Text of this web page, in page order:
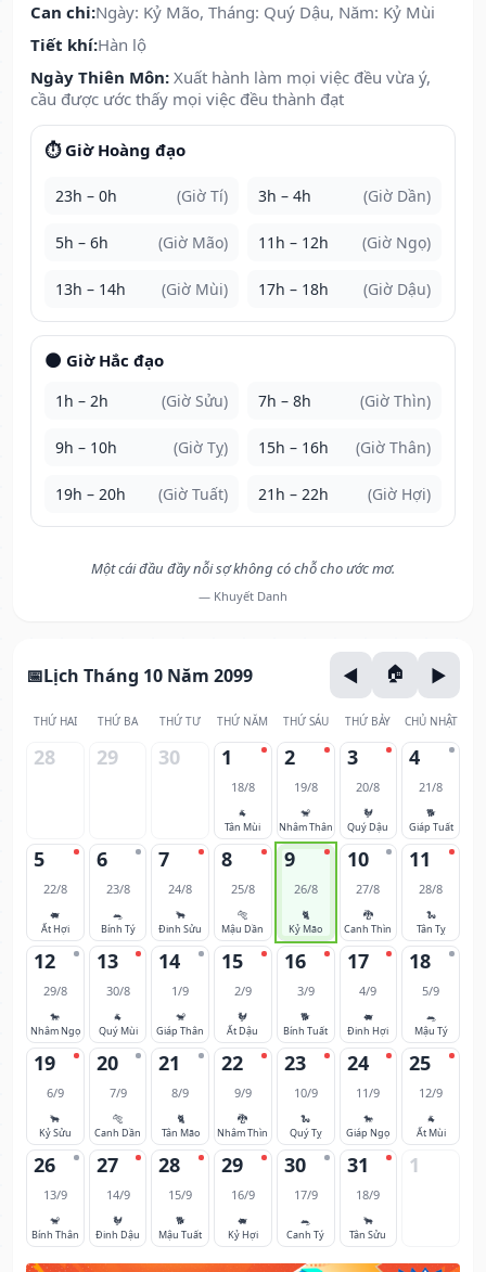
Can chi:Ngày: Kỷ Mão, Tháng: Quý Dậu, Năm: Kỷ Mùi
Tiết khí:Hàn lộ
Ngày Thiên Môn: Xuất hành làm mọi việc đều vừa ý,
cầu được ước thấy mọi việc đều thành đạt
⏱️ Giờ Hoàng đạo
23h – 0h (Giờ Tí) 3h – 4h (Giờ Dần)
5h – 6h (Giờ Mão) 11h – 12h (Giờ Ngọ)
13h – 14h (Giờ Mùi) 17h – 18h (Giờ Dậu)
🌑 Giờ Hắc đạo
1h – 2h (Giờ Sửu) 7h – 8h (Giờ Thìn)
9h – 10h (Giờ Tỵ) 15h – 16h (Giờ Thân)
19h – 20h (Giờ Tuất) 21h – 22h (Giờ Hợi)
Một cái đầu đầy nỗi sợ không có chỗ cho ước mơ.
— Khuyết Danh
Lịch Tháng 10 Năm 2099
THỨ HAI THỨ BA THỨ TƯ THỨ NĂM THỨ SÁU THỨ BẢY CHỦ NHẬT
28 29 30 1
18/8
🐐
Tân Mùi
2
19/8
🐒
Nhâm Thân
3
20/8
🐓
Quý Dậu
4
21/8
🐕
Giáp Tuất
5
22/8
🐖
Ất Hợi
6
23/8
🐀
Bính Tý
7
24/8
🐂
Đinh Sửu
8
25/8
🐅
Mậu Dần
9
26/8
🐈
Kỷ Mão
10
27/8
🐉
Canh Thìn
11
28/8
🐍
Tân Tỵ
12
29/8
🐎
Nhâm Ngọ
13
30/8
🐐
Quý Mùi
14
1/9
🐒
Giáp Thân
15
2/9
🐓
Ất Dậu
16
3/9
🐕
Bính Tuất
17
4/9
🐖
Đinh Hợi
18
5/9
🐀
Mậu Tý
19
6/9
🐂
Kỷ Sửu
20
7/9
🐅
Canh Dần
21
8/9
🐈
Tân Mão
22
9/9
🐉
Nhâm Thìn
23
10/9
🐍
Quý Tỵ
24
11/9
🐎
Giáp Ngọ
25
12/9
🐐
Ất Mùi
26
13/9
🐒
Bính Thân
27
14/9
🐓
Đinh Dậu
28
15/9
🐕
Mậu Tuất
29
16/9
🐖
Kỷ Hợi
30
17/9
🐀
Canh Tý
31
18/9
🐂
Tân Sửu
1